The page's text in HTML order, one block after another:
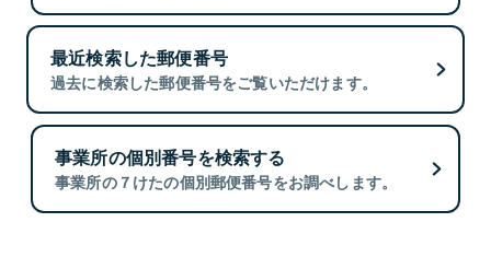
最近検索した郵便番号
過去に検索した郵便番号をご覧いただけます。
事業所の個別番号を検索する
事業所の７けたの個別郵便番号をお調べします。